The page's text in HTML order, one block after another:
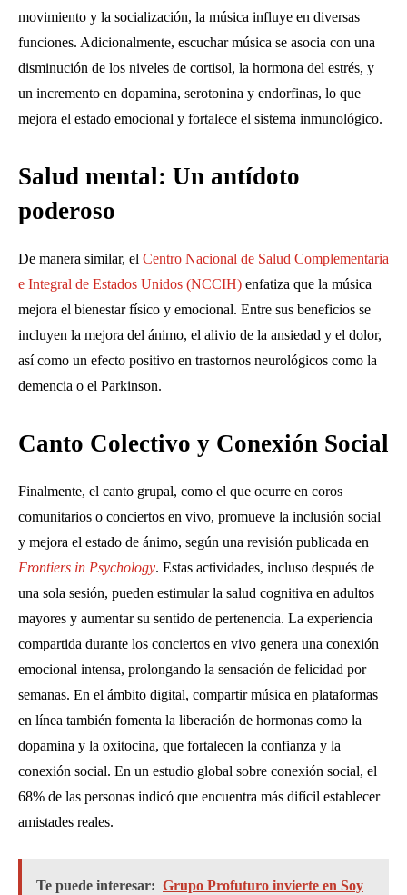
movimiento y la socialización, la música influye en diversas
funciones. Adicionalmente, escuchar música se asocia con una
disminución de los niveles de cortisol, la hormona del estrés, y
un incremento en dopamina, serotonina y endorfinas, lo que
mejora el estado emocional y fortalece el sistema inmunológico.
Salud mental: Un antídoto
poderoso
De manera similar, el Centro Nacional de Salud Complementaria
e Integral de Estados Unidos (NCCIH) enfatiza que la música
mejora el bienestar físico y emocional. Entre sus beneficios se
incluyen la mejora del ánimo, el alivio de la ansiedad y el dolor,
así como un efecto positivo en trastornos neurológicos como la
demencia o el Parkinson.
Canto Colectivo y Conexión Social
Finalmente, el canto grupal, como el que ocurre en coros
comunitarios o conciertos en vivo, promueve la inclusión social
y mejora el estado de ánimo, según una revisión publicada en
Frontiers in Psychology. Estas actividades, incluso después de
una sola sesión, pueden estimular la salud cognitiva en adultos
mayores y aumentar su sentido de pertenencia. La experiencia
compartida durante los conciertos en vivo genera una conexión
emocional intensa, prolongando la sensación de felicidad por
semanas. En el ámbito digital, compartir música en plataformas
en línea también fomenta la liberación de hormonas como la
dopamina y la oxitocina, que fortalecen la confianza y la
conexión social. En un estudio global sobre conexión social, el
68% de las personas indicó que encuentra más difícil establecer
amistades reales.
Te puede interesar: Grupo Profuturo invierte en Soy